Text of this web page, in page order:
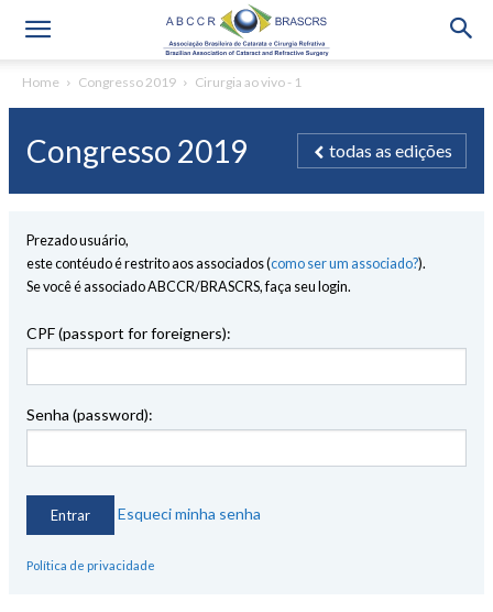
Home Congresso 2019 Cirurgia ao vivo - 1
Congresso 2019 todas as edições
Prezado usuário,
este contéudo é restrito aos associados (como ser um associado?).
Se você é associado ABCCR/BRASCRS, faça seu login.
CPF (passport for foreigners):
Senha (password):
Esqueci minha senha
Política de privacidade